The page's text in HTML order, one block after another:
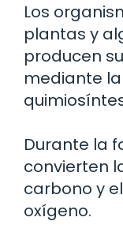
Los
plantas y
producen
mediante
Durante la
convierten
carbono y
oxígeno.